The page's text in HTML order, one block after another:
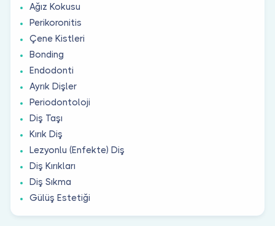
Ağız Kokusu
Perikoronitis
Çene Kistleri
Bonding
Endodonti
Ayrık Dişler
Periodontoloji
Diş Taşı
Kırık Diş
Lezyonlu (Enfekte) Diş
Diş Kırıkları
Diş Sıkma
Gülüş Estetiği